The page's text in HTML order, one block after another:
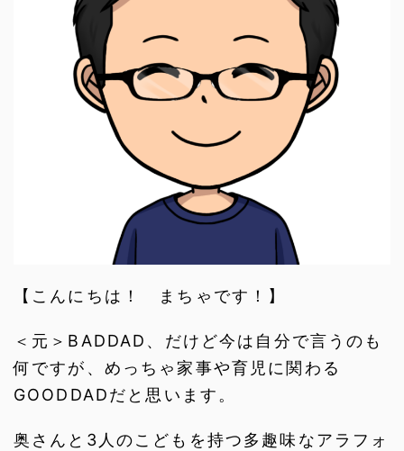
【こんにちは！ まちゃです！】
＜元＞BADDAD、だけど今は自分で言うのも
何ですが、めっちゃ家事や育児に関わる
GOODDADだと思います。
奥さんと3人のこどもを持つ多趣味なアラフォ